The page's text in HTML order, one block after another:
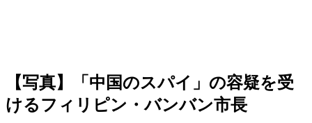
【写真】「中国のスパイ」の容疑を受
けるフィリピン・バンバン市長